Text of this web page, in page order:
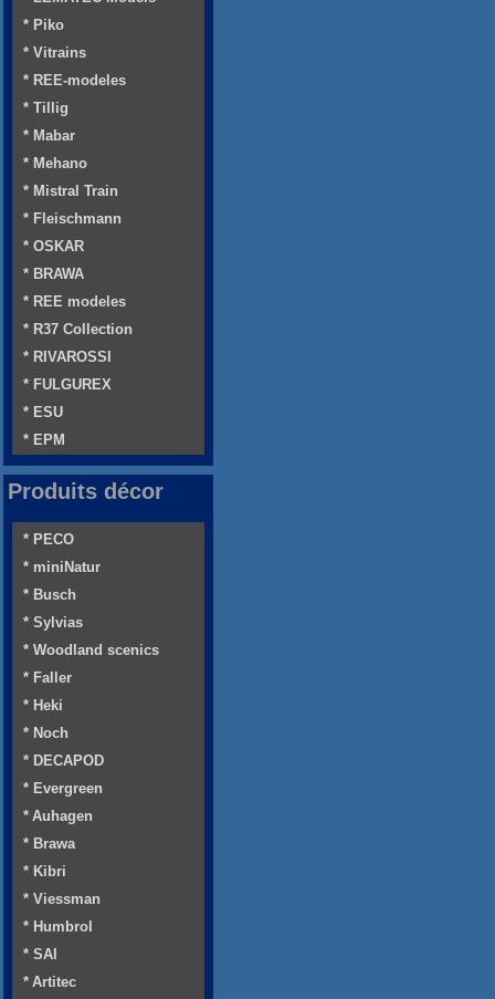
* Piko
* Vitrains
* REE-modeles
* Tillig
* Mabar
* Mehano
* Mistral Train
* Fleischmann
* OSKAR
* BRAWA
* REE modeles
* R37 Collection
* RIVAROSSI
* FULGUREX
* ESU
* EPM
Produits décor
* PECO
* miniNatur
* Busch
* Sylvias
* Woodland scenics
* Faller
* Heki
* Noch
* DECAPOD
* Evergreen
* Auhagen
* Brawa
* Kibri
* Viessman
* Humbrol
* SAI
* Artitec